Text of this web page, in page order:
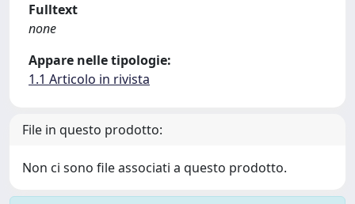
Fulltext
none
Appare nelle tipologie:
1.1 Articolo in rivista
File in questo prodotto:
Non ci sono file associati a questo prodotto.